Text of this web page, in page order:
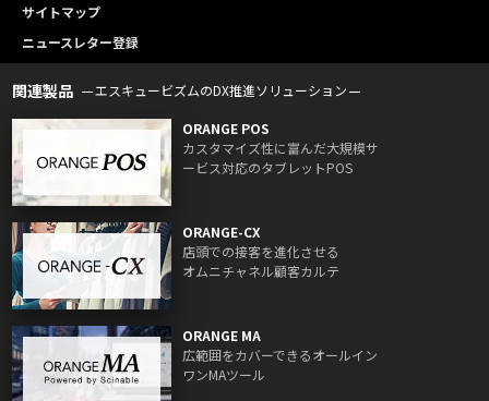
サイトマップ
ニュースレター登録
関連製品 エスキュービズムのDX推進ソリューション
ORANGE POS
カスタマイズ性に富んだ大規模サ
ービス対応のタブレットPOS
ORANGE-CX
店頭での接客を進化させる
オムニチャネル顧客カルテ
ORANGE MA
広範囲をカバーできるオールイン
ワンMAツール